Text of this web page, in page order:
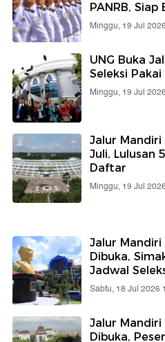
PANRB,
Minggu, 19 Jul
UNG Buka
Seleksi
Minggu, 19 Jul
Jalur Mandiri
Juli, Lulusan
Daftar
Minggu, 19 Jul
Jalur Mandiri
Dibuka,
Jadwal
Sabtu, 18 Jul 2026
Jalur Mandiri
Dibuka,